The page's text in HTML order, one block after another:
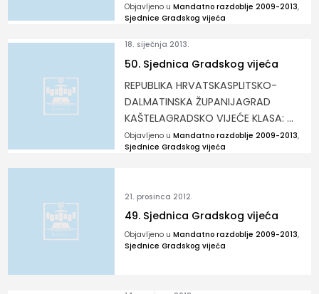
Objavljeno uMandatno razdoblje 2009-2013,
Sjednice Gradskog vijeća
18. siječnja 2013.
50. Sjednica Gradskog vijeća
REPUBLIKA HRVATSKASPLITSKO-
DALMATINSKA ŽUPANIJAGRAD
KAŠTELAGRADSKO VIJEĆE KLASA: ...
Objavljeno uMandatno razdoblje 2009-2013,
Sjednice Gradskog vijeća
21. prosinca 2012.
49. Sjednica Gradskog vijeća
Objavljeno uMandatno razdoblje 2009-2013,
Sjednice Gradskog vijeća